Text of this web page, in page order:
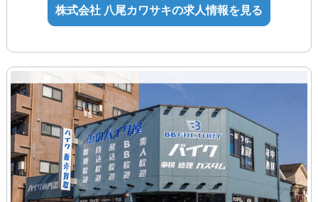
円、1級15,000円
◆試用期間3ヶ月（待遇変更なし）
個別の相談がしやすいようにメンターを
付けてサポートします。残業がないよう
に上司が補助します。
株式会社 八尾カワサキの求人情報を見る